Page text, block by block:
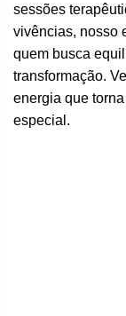
sessões
vivências, nosso
quem busca
transformação.
energia que
especial.